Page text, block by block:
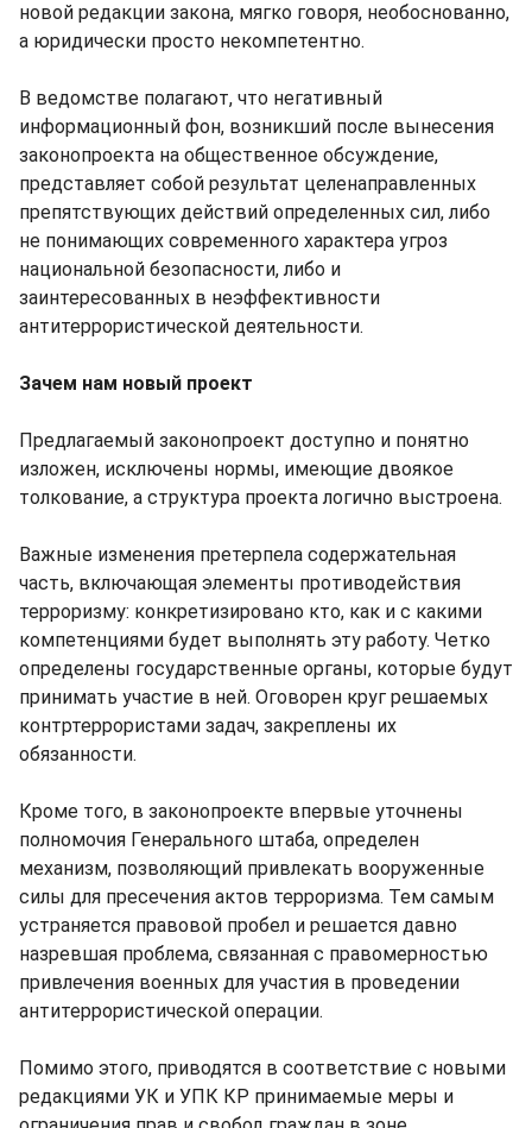
новой редакции закона, мягко говоря, необоснованно,
а юридически просто некомпетентно.
В ведомстве полагают, что негативный
информационный фон, возникший после вынесения
законопроекта на общественное обсуждение,
представляет собой результат целенаправленных
препятствующих действий определенных сил, либо
не понимающих современного характера угроз
национальной безопасности, либо и
заинтересованных в неэффективности
антитеррористической деятельности.
Зачем нам новый проект
Предлагаемый законопроект доступно и понятно
изложен, исключены нормы, имеющие двоякое
толкование, а структура проекта логично выстроена.
Важные изменения претерпела содержательная
часть, включающая элементы противодействия
терроризму: конкретизировано кто, как и с какими
компетенциями будет выполнять эту работу. Четко
определены государственные органы, которые будут
принимать участие в ней. Оговорен круг решаемых
контртеррористами задач, закреплены их
обязанности.
Кроме того, в законопроекте впервые уточнены
полномочия Генерального штаба, определен
механизм, позволяющий привлекать вооруженные
силы для пресечения актов терроризма. Тем самым
устраняется правовой пробел и решается давно
назревшая проблема, связанная с правомерностью
привлечения военных для участия в проведении
антитеррористической операции.
Помимо этого, приводятся в соответствие с новыми
редакциями УК и УПК КР принимаемые меры и